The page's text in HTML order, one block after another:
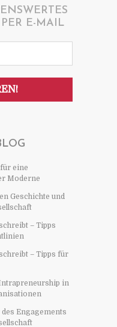
E-MAIL
eine
Moderne
Geschichte und
– Tipps
– Tipps für
in
Engagements